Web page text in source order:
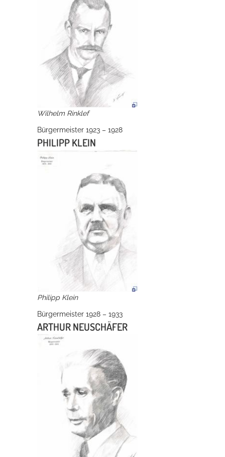
Wilhelm Rinklef
Bürgermeister 1923 – 1928
PHILIPP KLEIN
Philipp Klein
Bürgermeister 1928 – 1933
ARTHUR NEUSCHÄFER